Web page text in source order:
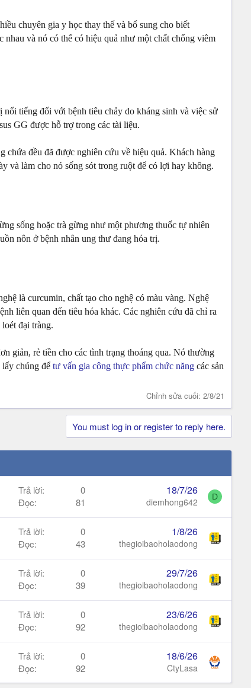
chuyên gia y học thay thế và bổ sung cho biết
và nó có thể có hiệu quả như một chất chống viêm
tiếng đối với bệnh tiêu chảy do kháng sinh và việc sử
GG được hỗ trợ trong các tài liệu.
chứa đều đã được nghiên cứu về hiệu quả. Khách hàng
và làm cho nó sống sót trong ruột để có lợi hay không.
sống hoặc trà gừng như một phương thuốc tự nhiên
nôn ở bệnh nhân ung thư đang hóa trị.
là curcumin, chất tạo cho nghệ có màu vàng. Nghệ
liên quan đến tiêu hóa khác. Các nghiên cứu đã chỉ ra
đại tràng.
giản, rẻ tiền cho các tình trạng thoáng qua. Nó thường
chúng để tư vấn gia công thực phẩm chức năng các sản
Chỉnh sửa cuối: 2/8/21
You must log in or register to reply here.
Trả lời
0
Đọc
81
18/7/26
diemhong642 D
Trả lời
0
Đọc
43
1/8/26
thegioibaoholaodong
Trả lời
0
Đọc
39
29/7/26
thegioibaoholaodong
Trả lời
0
Đọc
92
23/6/26
thegioibaoholaodong
Trả lời
0
Đọc
92
18/6/26
CtyLasa